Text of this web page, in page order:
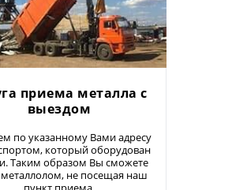
приема металла с
выездом
по указанному Вами адресу
который оборудован
Таким образом Вы сможете
металлолом, не посещая наш